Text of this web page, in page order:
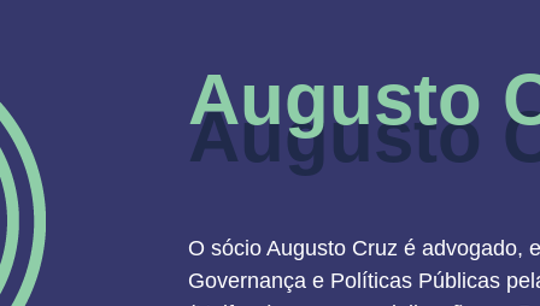
Augusto
Augusto
O sócio Augusto Cruz é advogado,
Governança e Políticas Públicas